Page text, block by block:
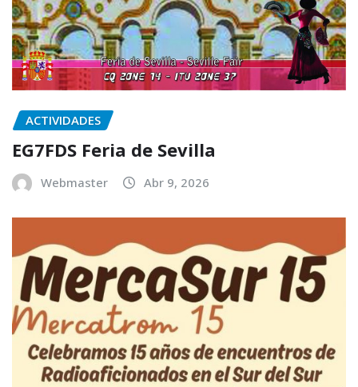
ACTIVIDADES
EG7FDS Feria de Sevilla
Webmaster Abr 9, 2026